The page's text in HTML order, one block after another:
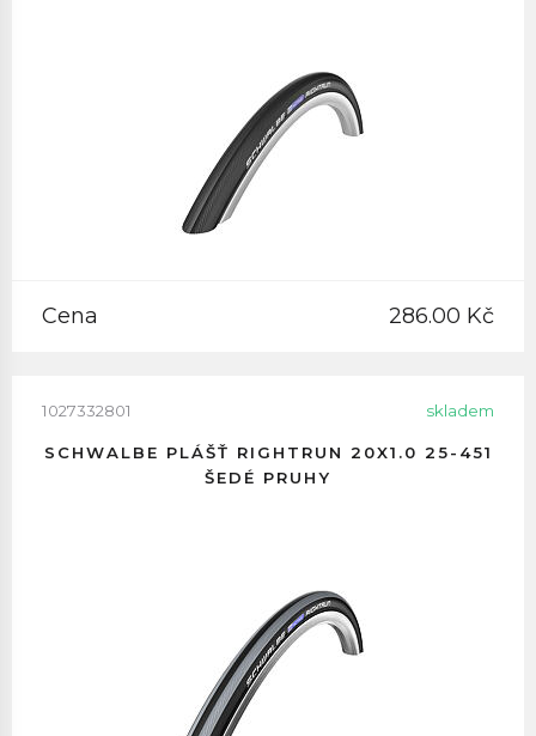
Cena 286.00 Kč
1027332801 skladem
SCHWALBE PLÁŠŤ RIGHTRUN 20X1.0 25-451
ŠEDÉ PRUHY